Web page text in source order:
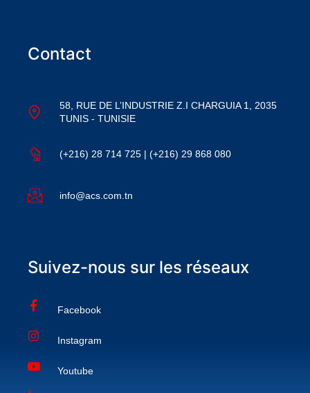
Contact
58, RUE DE L’INDUSTRIE Z.I CHARGUIA 1, 2035
TUNIS - TUNISIE
(+216) 28 714 725 | (+216) 29 868 080
info@acs.com.tn
Suivez-nous sur les réseaux
Facebook
Instagram
Youtube